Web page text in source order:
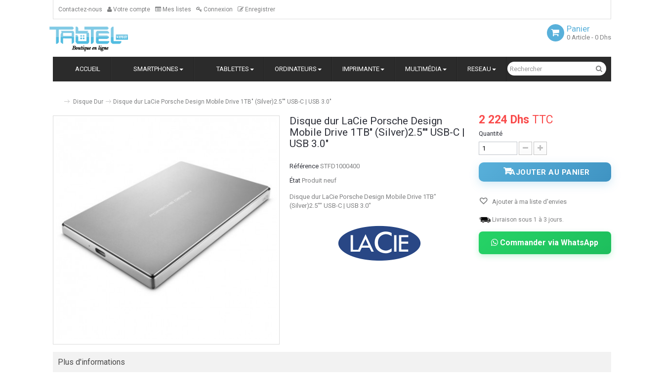
Contactez-nous Votre compte Mes listes Connexion Enregistrer
Panier
0 Article - 0 Dhs
ACCUEIL SMARTPHONES TABLETTES ORDINATEURS IMPRIMANTE MULTIMÉDIA RESEAU
Disque Dur Disque dur LaCie Porsche Design Mobile Drive 1TB" (Silver)2.5"" USB-C | USB 3.0"
Disque dur LaCie Porsche Design
Mobile Drive 1TB" (Silver)2.5"" USB-C |
USB 3.0"
Référence STFD1000400
État Produit neuf
Disque dur LaCie Porsche Design Mobile Drive 1TB"
(Silver)2.5"" USB-C | USB 3.0"
2 224 Dhs TTC
Quantité
AJOUTER AU PANIER
Ajouter à ma liste d'envies
Livraison sous 1 à 3 jours.
Commander via WhatsApp
Plus d'informations